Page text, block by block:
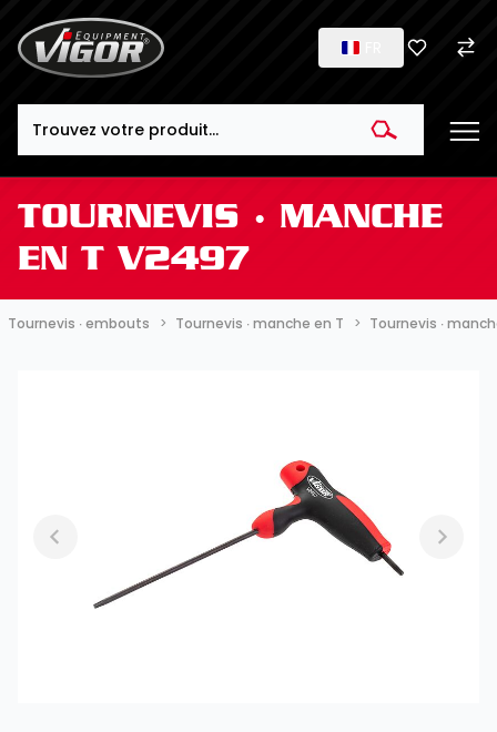
TOURNEVIS ∙ MANCHE
EN T V2497
Tournevis ∙ embouts Tournevis ∙ manche en T Tournevis ∙